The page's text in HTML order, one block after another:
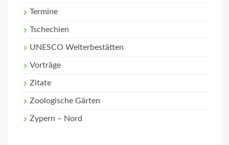
Termine
Tschechien
UNESCO Welterbestätten
Vorträge
Zitate
Zoologische Gärten
Zypern – Nord